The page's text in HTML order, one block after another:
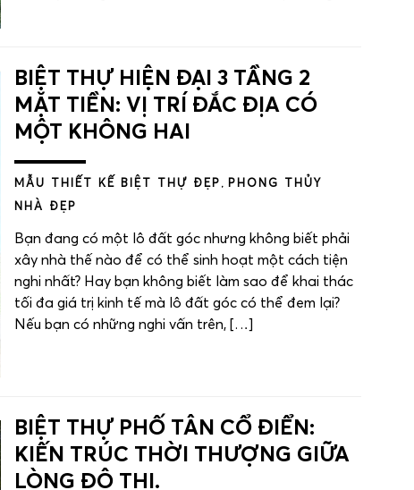
BIỆT THỰ HIỆN ĐẠI 3 TẦNG 2
MẶT TIỀN: VỊ TRÍ ĐẮC ĐỊA CÓ
MỘT KHÔNG HAI
MẪU THIẾT KẾ BIỆT THỰ ĐẸP , PHONG THỦY
NHÀ ĐẸP
Bạn đang có một lô đất góc nhưng không biết phải
xây nhà thế nào để có thể sinh hoạt một cách tiện
nghi nhất? Hay bạn không biết làm sao để khai thác
tối đa giá trị kinh tế mà lô đất góc có thể đem lại?
Nếu bạn có những nghi vấn trên, […]
BIỆT THỰ PHỐ TÂN CỔ ĐIỂN:
KIẾN TRÚC THỜI THƯỢNG GIỮA
LÒNG ĐÔ THỊ.